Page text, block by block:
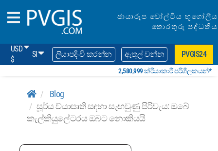
ඡායාරූප වෝල්ටීය භූගෝලීය
තොරතුරු පද්ධතිය
USD
$
SI ලියාපදිංචි කරන්න ඇතුල් වන්න PVGIS24
2,580,999 ක්රියාකාරී පරිශීලකයන්*
Blog
සූර්ය ව්යාපෘති සඳහා සැඟවුණු පිරිවැය: ඔබේ
කැල්කියුලේටරය ඔබට නොකියයි